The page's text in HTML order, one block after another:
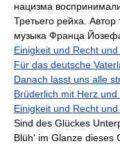
нацизма
Третьего рейха.
музыка Франца
Einigkeit und Recht
Für das deutsche
Danach lasst uns alle
Brüderlich mit Herz und
Einigkeit und Recht
Sind des Glückes
Blüh' im Glanze dieses